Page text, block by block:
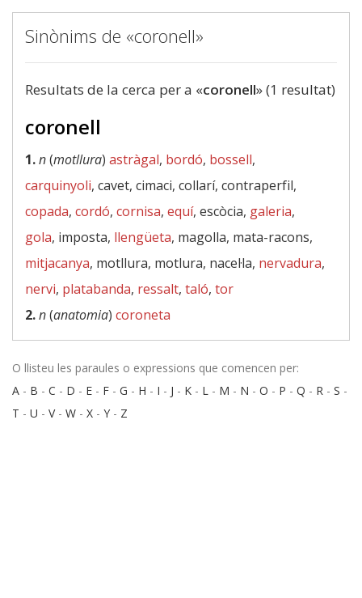
Sinònims de «coronell»
Resultats de la cerca per a «coronell» (1 resultat)
coronell
1.n(motllura) astràgal, bordó, bossell,
carquinyoli, cavet, cimaci, collarí, contraperfil,
copada, cordó, cornisa, equí, escòcia, galeria,
gola, imposta, llengüeta, magolla, mata-racons,
mitjacanya, motllura, motlura, nacel·la, nervadura,
nervi, platabanda, ressalt, taló, tor
2.n(anatomia) coroneta
O llisteu les paraules o expressions que comencen per:
A - B - C - D - E - F - G - H - I - J - K - L - M - N - O - P - Q - R - S -
T - U - V- W - X - Y - Z